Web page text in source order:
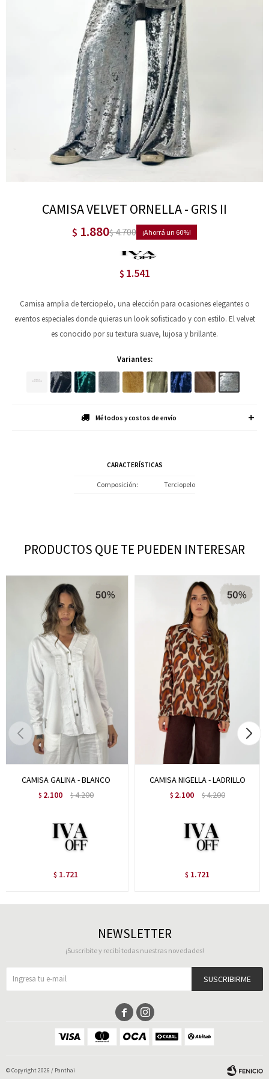
CAMISA VELVET ORNELLA - GRIS II
$ 1.880$4.700 60
$ 1.541
Camisa amplia de terciopelo, una elección para ocasiones elegantes o
eventos especiales donde quieras un look sofisticado y con estilo. El velvet
es conocido por su textura suave, lujosa y brillante.
Variantes:
Métodos y costos de envío
CARACTERÍSTICAS
Composición Terciopelo
PRODUCTOS QUE TE PUEDEN INTERESAR
CAMISA GALINA - BLANCO
$ 2.100 $4.200
$ 1.721
CAMISA NIGELLA - LADRILLO
$ 2.100 $4.200
$ 1.721
NEWSLETTER
¡Suscribite y recibí todas nuestras novedades!
SUSCRIBIRME
 
© Copyright 2026 / Panthai